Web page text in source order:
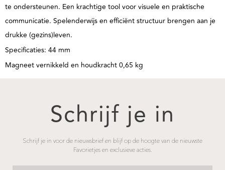
te ondersteunen. Een krachtige tool voor visuele en praktische
communicatie. Spelenderwijs en efficiënt structuur brengen aan je
drukke (gezins)leven.
Specificaties: 44 mm
Magneet vernikkeld en houdkracht 0,65 kg
Schrijf je in
Schrijf je in voor de nieuwsbrief en blijf op de hoogte van de nieuwste
Favorietjes en exclusieve acties.